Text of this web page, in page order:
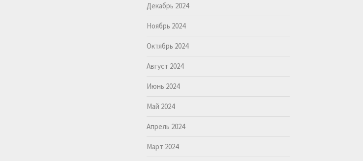
Декабрь 2024
Ноябрь 2024
Октябрь 2024
Август 2024
Июнь 2024
Май 2024
Апрель 2024
Март 2024